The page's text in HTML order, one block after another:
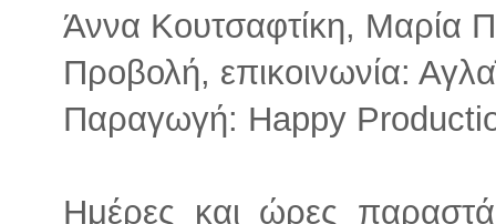
Άννα Κουτσαφτίκη, Μαρία
Προβολή, επικοινωνία:
Παραγωγή: Happy
Ημέρες και ώρες